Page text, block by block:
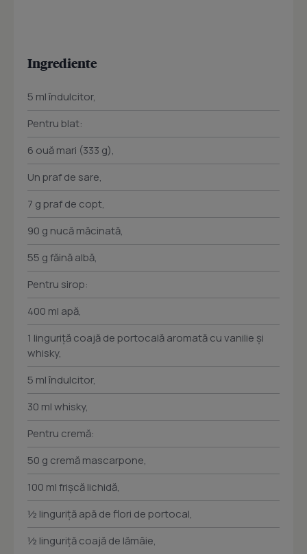
Ingrediente
5 ml îndulcitor,
Pentru blat:
6 ouă mari (333 g),
Un praf de sare,
7 g praf de copt,
90 g nucă măcinată,
55 g făină albă,
Pentru sirop:
400 ml apă,
1 linguriță coajă de portocală aromată cu vanilie și
whisky,
5 ml îndulcitor,
30 ml whisky,
Pentru cremă:
50 g cremă mascarpone,
100 ml frișcă lichidă,
½ linguriță apă de flori de portocal,
½ linguriță coajă de lămâie,